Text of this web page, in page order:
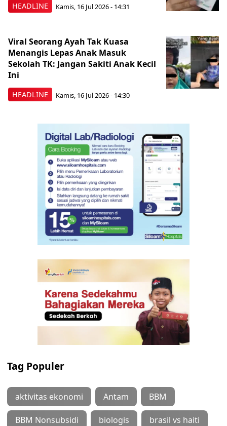
HEADLINE Kamis, 16 Jul 2026 - 14:31
HEADLINE
Viral Seorang Ayah Tak Kuasa
Menangis Lepas Anak Masuk
Sekolah TK: Jangan Sakiti Anak Kecil
Ini
Kamis, 16 Jul 2026 - 14:30
Tag Populer
aktivitas ekonomi Antam BBM
BBM Nonsubsidi biologis brasil vs haiti